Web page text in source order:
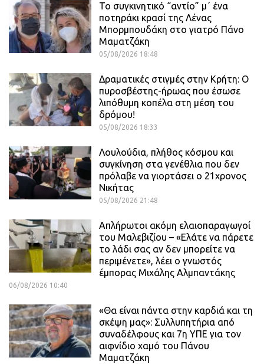
Το συγκινητικό “αντίο” μ΄ ένα
ποτηράκι κρασί της Λένας
Μπορμπουδάκη στο γιατρό Πάνο
Μαματζάκη
05/08/2026 18:48
Δραματικές στιγμές στην Κρήτη: Ο
πυροσβέστης-ήρωας που έσωσε
λιπόθυμη κοπέλα στη μέση του
δρόμου!
05/08/2026 18:33
Λουλούδια, πλήθος κόσμου και
συγκίνηση στα γενέθλια που δεν
πρόλαβε να γιορτάσει ο 21χρονος
Νικήτας
05/08/2026 21:48
Απλήρωτοι ακόμη ελαιοπαραγωγοί
του Μαλεβιζίου – «Ελάτε να πάρετε
το λάδι σας αν δεν μπορείτε να
περιμένετε», λέει ο γνωστός
έμπορας Μιχάλης Αλμπαντάκης
06/08/2026 10:40
«Θα είναι πάντα στην καρδιά και τη
σκέψη μας»: Συλλυπητήρια από
συναδέλφους και 7η ΥΠΕ για τον
αιφνίδιο χαμό του Πάνου
Μαματζάκη